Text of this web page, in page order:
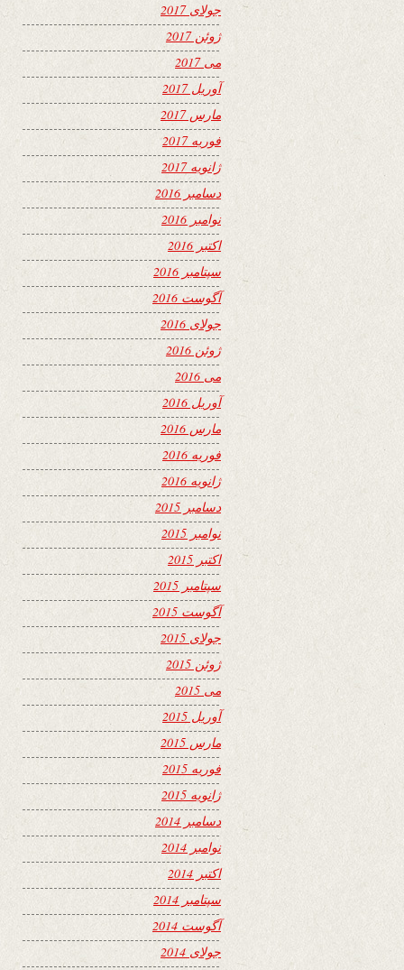
جولای 2017
ژوئن 2017
می 2017
آوریل 2017
مارس 2017
فوریه 2017
ژانویه 2017
دسامبر 2016
نوامبر 2016
اکتبر 2016
سپتامبر 2016
آگوست 2016
جولای 2016
ژوئن 2016
می 2016
آوریل 2016
مارس 2016
فوریه 2016
ژانویه 2016
دسامبر 2015
نوامبر 2015
اکتبر 2015
سپتامبر 2015
آگوست 2015
جولای 2015
ژوئن 2015
می 2015
آوریل 2015
مارس 2015
فوریه 2015
ژانویه 2015
دسامبر 2014
نوامبر 2014
اکتبر 2014
سپتامبر 2014
آگوست 2014
جولای 2014